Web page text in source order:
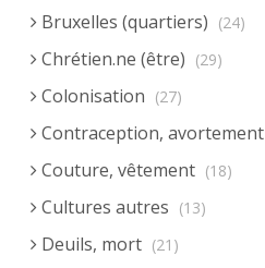
Bruxelles (quartiers) (24)
Chrétien.ne (être) (29)
Colonisation (27)
Contraception, avortement
Couture, vêtement (18)
Cultures autres (13)
Deuils, mort (21)